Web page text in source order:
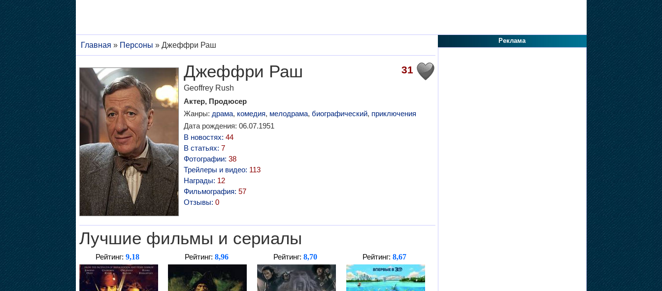
Главная » Персоны » Джеффри Раш
31
Джеффри Раш
Geoffrey Rush
Актер, Продюсер
Жанры: драма, комедия, мелодрама, биографический, приключения
Дата рождения: 06.07.1951
В новостях: 44
В статьях: 7
Фотографии: 38
Трейлеры и видео: 113
Награды: 12
Фильмография: 57
Отзывы: 0
Лучшие фильмы и сериалы
Рейтинг: 9,18 Рейтинг: 8,96 Рейтинг:8,70 Рейтинг:8,67
Реклама